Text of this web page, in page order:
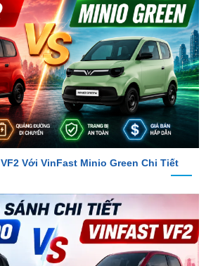
Với VinFast Minio Green Chi Tiết